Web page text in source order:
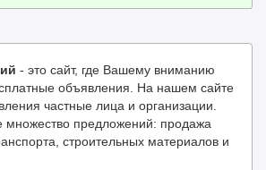
- это сайт, где Вашему вниманию
объявления. На нашем сайте
частные лица и организации.
множество предложений: продажа
строительных материалов и